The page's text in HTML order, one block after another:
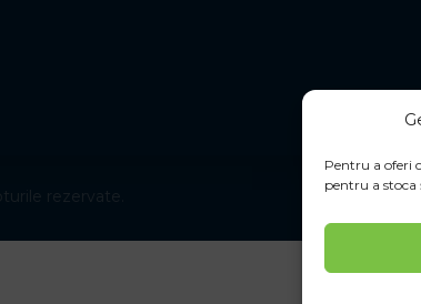
Pentru a oferi
pentru a stoca